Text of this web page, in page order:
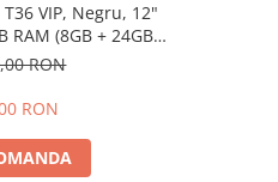
VIP, Negru, 12"
RAM (8GB + 24GB
Android 15,
RON
RON